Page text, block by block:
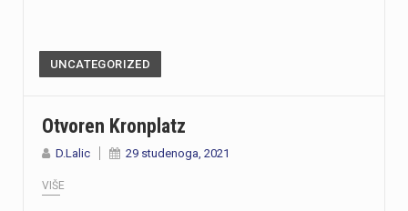
UNCATEGORIZED
Otvoren Kronplatz
D.Lalic 29 studenoga, 2021
VIŠE